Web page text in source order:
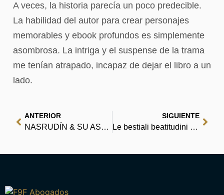
A veces, la historia parecía un poco predecible.
La habilidad del autor para crear personajes
memorables y ebook profundos es simplemente
asombrosa. La intriga y el suspense de la trama
me tenían atrapado, incapaz de dejar el libro a un
lado.
ANTERIOR
NASRUDÍN & SU ASNO | (EPUB)
SIGUIENTE
Le bestiali beatitudini di Balthazar B. – PDF